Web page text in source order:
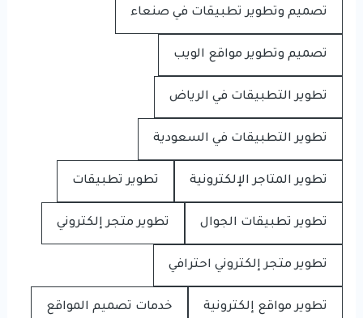
تصميم وتطوير تطبيقات في صنعاء
تصميم وتطوير مواقع الويب
تطوير التطبيقات في الرياض
تطوير التطبيقات في السعودية
تطوير المتاجر الإلكترونية تطوير تطبيقات
تطوير تطبيقات الجوال تطوير متجر إلكتروني
تطوير متجر إلكتروني احترافي
تطوير مواقع إلكترونية خدمات تصميم المواقع